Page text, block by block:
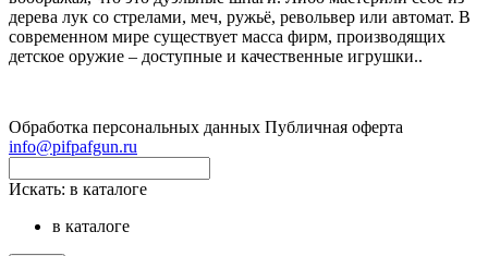
дерева лук со стрелами, меч, ружьё, револьвер или автомат. В
современном мире существует масса фирм, производящих
детское оружие – доступные и качественные игрушки..
Обработка персональных данных Публичная оферта
info@pifpafgun.ru
Искать: в каталоге
в каталоге